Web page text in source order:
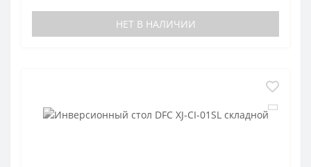
НЕТ В НАЛИЧИИ